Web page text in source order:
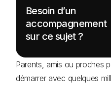
Besoin d’un
accompagnement
sur ce sujet ?
Parents, amis ou proches
démarrer avec quelques